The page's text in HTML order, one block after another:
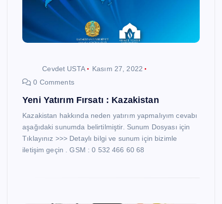
Cevdet USTA
Kasım 27, 2022
0 Comments
Yeni Yatırım Fırsatı : Kazakistan
Kazakistan hakkında neden yatırım yapmalıyım cevabı
aşağıdaki sunumda belirtilmiştir. Sunum Dosyası için
Tıklayınız >>> Detaylı bilgi ve sunum için bizimle
iletişim geçin . GSM : 0 532 466 60 68